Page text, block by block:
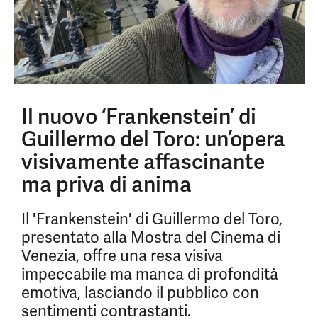
Il nuovo ‘Frankenstein’ di
Guillermo del Toro: un’opera
visivamente affascinante
ma priva di anima
Il 'Frankenstein' di Guillermo del Toro,
presentato alla Mostra del Cinema di
Venezia, offre una resa visiva
impeccabile ma manca di profondità
emotiva, lasciando il pubblico con
sentimenti contrastanti.